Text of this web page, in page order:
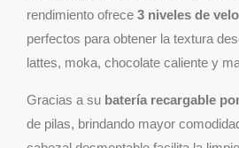
rendimiento ofrece 3 niveles de
perfectos para obtener la textura
lattes, moka, chocolate caliente y
Gracias a su batería recargable
de pilas, brindando mayor